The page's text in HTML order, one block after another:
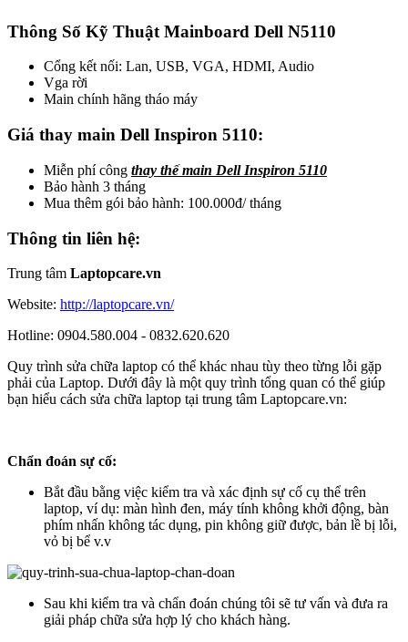
Thông Số Kỹ Thuật Mainboard Dell N5110
Cổng kết nối: Lan, USB, VGA, HDMI, Audio
Vga rời
Main chính hãng tháo máy
Giá thay main Dell Inspiron 5110:
Miễn phí công thay thế main Dell Inspiron 5110
Bảo hành 3 tháng
Mua thêm gói bảo hành: 100.000đ/ tháng
Thông tin liên hệ:
Trung tâm Laptopcare.vn
Website: http://laptopcare.vn/
Hotline: 0904.580.004 - 0832.620.620
Quy trình sửa chữa laptop có thể khác nhau tùy theo từng lỗi gặp
phải của Laptop. Dưới đây là một quy trình tổng quan có thể giúp
bạn hiểu cách sửa chữa laptop tại trung tâm Laptopcare.vn:
Chẩn đoán sự cố:
Bắt đầu bằng việc kiểm tra và xác định sự cố cụ thể trên
laptop, ví dụ: màn hình đen, máy tính không khởi động, bàn
phím nhấn không tác dụng, pin không giữ được, bản lề bị lỗi,
vỏ bị bể v.v
Sau khi kiểm tra và chẩn đoán chúng tôi sẽ tư vấn và đưa ra
giải pháp chữa sửa hợp lý cho khách hàng.